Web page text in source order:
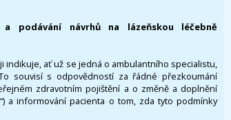
podávání návrhů na lázeňskou léčebně
indikuje, ať už se jedná o ambulantního specialistu,
souvisí s odpovědností za řádné přezkoumání
zdravotním pojištění a o změně a doplnění
a informování pacienta o tom, zda tyto podmínky